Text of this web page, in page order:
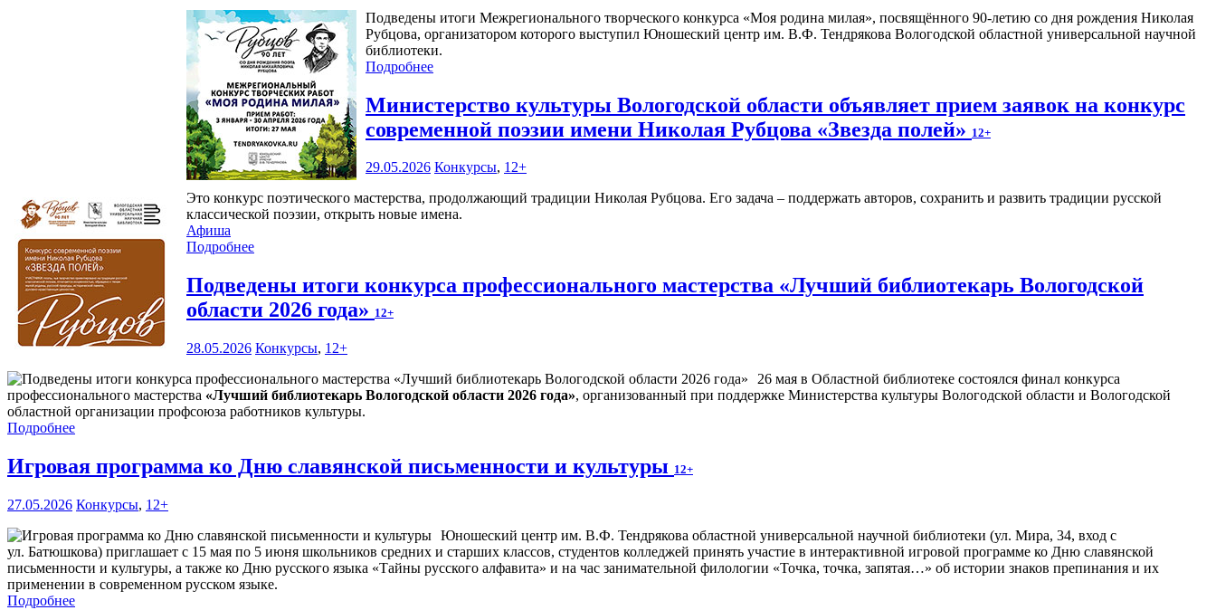
Подведены итоги Межрегионального творческого конкурса «Моя родина милая», посвящённого 90-летию со дня рождения Николая
Рубцова, организатором которого выступил Юношеский центр им. В.Ф. Тендрякова Вологодской областной универсальной научной
библиотеки.
Подробнее
Министерство культуры Вологодской области объявляет прием заявок на конкурс
современной поэзии имени Николая Рубцова «Звезда полей» 12+
29.05.2026 Конкурсы, 12+
Это конкурс поэтического мастерства, продолжающий традиции Николая Рубцова. Его задача – поддержать авторов, сохранить и развить традиции русской
классической поэзии, открыть новые имена.
Афиша
Подробнее
Подведены итоги конкурса профессионального мастерства «Лучший библиотекарь Вологодской
области 2026 года» 12+
28.05.2026 Конкурсы, 12+
26 мая в Областной библиотеке состоялся финал конкурса
профессионального мастерства «Лучший библиотекарь Вологодской области 2026 года», организованный при поддержке Министерства культуры Вологодской области и Вологодской
областной организации профсоюза работников культуры.
Подробнее
Игровая программа ко Дню славянской письменности и культуры 12+
27.05.2026 Конкурсы, 12+
Юношеский центр им. В.Ф. Тендрякова областной универсальной научной библиотеки (ул. Мира, 34, вход с
ул. Батюшкова) приглашает с 15 мая по 5 июня школьников средних и старших классов, студентов колледжей принять участие в интерактивной игровой программе ко Дню славянской
письменности и культуры, а также ко Дню русского языка «Тайны русского алфавита» и на час занимательной филологии «Точка, точка, запятая…» об истории знаков препинания и их
применении в современном русском языке.
Подробнее